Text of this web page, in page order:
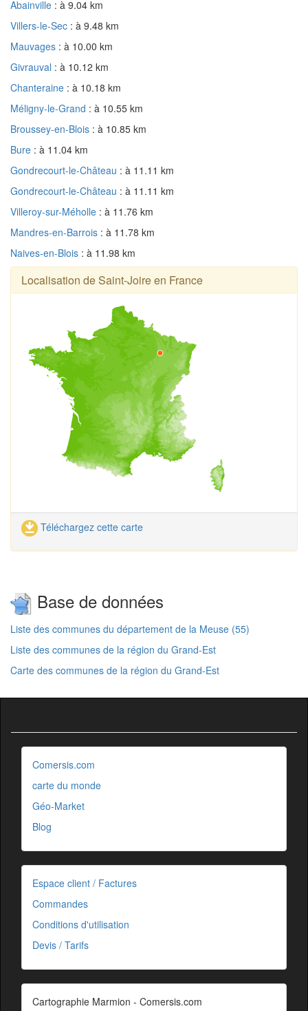
Abainville : à 9.04 km
Villers-le-Sec : à 9.48 km
Mauvages : à 10.00 km
Givrauval : à 10.12 km
Chanteraine : à 10.18 km
Méligny-le-Grand : à 10.55 km
Broussey-en-Blois : à 10.85 km
Bure : à 11.04 km
Gondrecourt-le-Château : à 11.11 km
Gondrecourt-le-Château : à 11.11 km
Villeroy-sur-Méholle : à 11.76 km
Mandres-en-Barrois : à 11.78 km
Naives-en-Blois : à 11.98 km
Localisation de Saint-Joire en France
Téléchargez cette carte
Base de données
Liste des communes du département de la Meuse (55)
Liste des communes de la région du Grand-Est
Carte des communes de la région du Grand-Est
Comersis.com
carte du monde
Géo-Market
Blog
Espace client / Factures
Commandes
Conditions d'utilisation
Devis / Tarifs
Cartographie Marmion - Comersis.com